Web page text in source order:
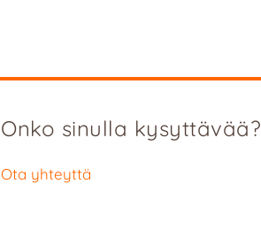
Onko sinulla kysyttävää?
Ota yhteyttä